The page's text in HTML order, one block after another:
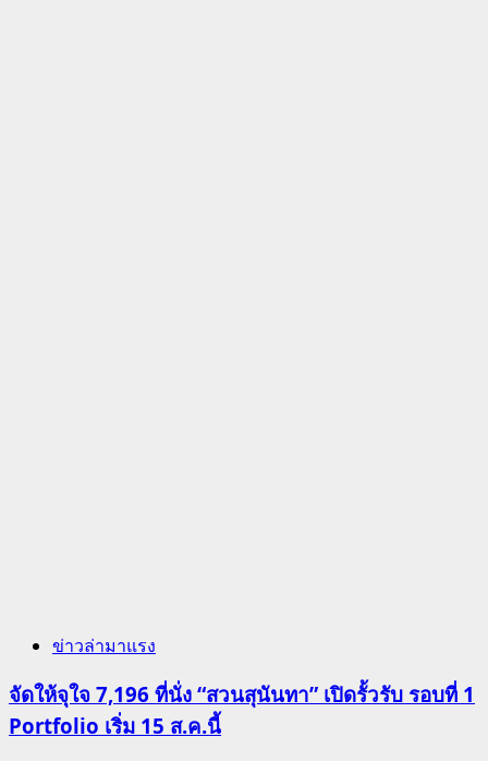
ข่าวล่ามาแรง
จัดให้จุใจ 7,196 ที่นั่ง “สวนสุนันทา” เปิดรั้วรับ รอบที่ 1
Portfolio เริ่ม 15 ส.ค.นี้